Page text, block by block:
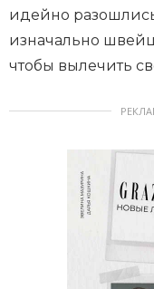
идейно
изначально
чтобы вылечить